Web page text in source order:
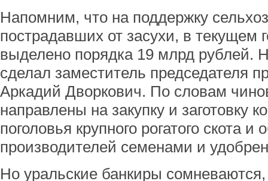
Напомним, что на поддержку
пострадавших от засухи, в текущем
выделено порядка 19 млрд рублей.
сделал заместитель председателя
Аркадий Дворкович. По словам
направлены на закупку и заготовку
поголовья крупного рогатого скота и
производителей семенами и
Но уральские банкиры